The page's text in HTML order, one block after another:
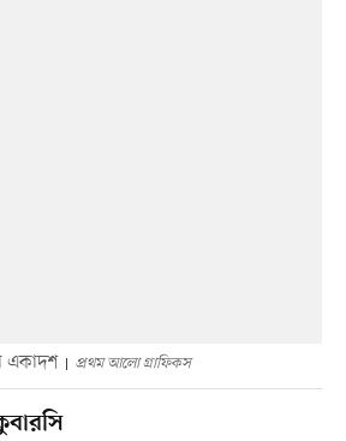
একাদশ প্রথম আলো গ্রাফিকস